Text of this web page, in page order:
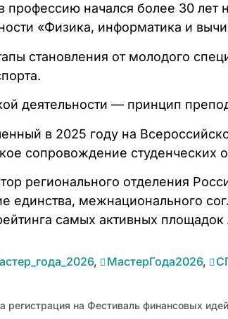
начался более 30 лет
«Физика, информатика и
становления от молодого
деятельности — принцип
в 2025 году на
сопровождение студенческих
регионального отделения
единства, межнационального
самых активных площадок
, МастерГода2026,
регистрация на Фестиваль финансовых идей